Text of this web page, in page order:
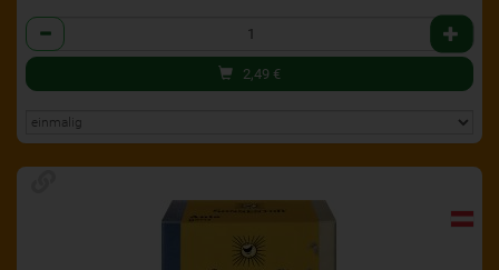
Anzahl
2,49 €